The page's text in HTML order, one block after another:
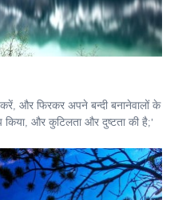
और फिरकर अपने बन्दी बनानेवालों के
और कुटिलता और दुष्टता की है;'